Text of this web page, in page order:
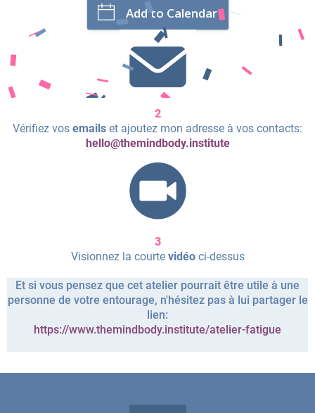
Add to Calendar
2
Vérifiez vos emails et ajoutez mon adresse à vos contacts:
hello@themindbody.institute
3
Visionnez la courte vidéoci-dessus
Et si vous pensez que cet atelier pourrait être utile à une
personne de votre entourage, n'hésitez pas à lui partager le
lien:
https://www.themindbody.institute/atelier-fatigue